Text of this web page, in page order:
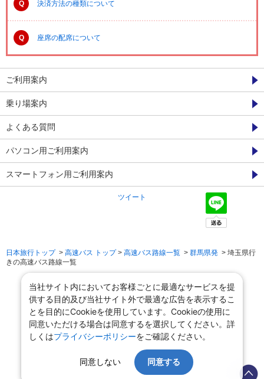
Q 決済方法の種類について
Q 座席の配席について
ご利用案内
乗り場案内
よくある質問
パソコン用ご利用案内
スマートフォン用ご利用案内
ツイート
日本旅行トップ> 高速バス トップ> 高速バス路線一覧 > 群馬県発 > 埼玉県行
きの高速バス路線一覧
当社サイト内においてお客様ごとに最適なサービスを提
供する目的及び当社サイト外で最適な広告を表示するこ
とを目的にCookieを使用しています。Cookieの使用に
同意いただける場合は同意するを選択してください。詳
しくはプライバシーポリシーをご確認ください。
同意しない 同意する